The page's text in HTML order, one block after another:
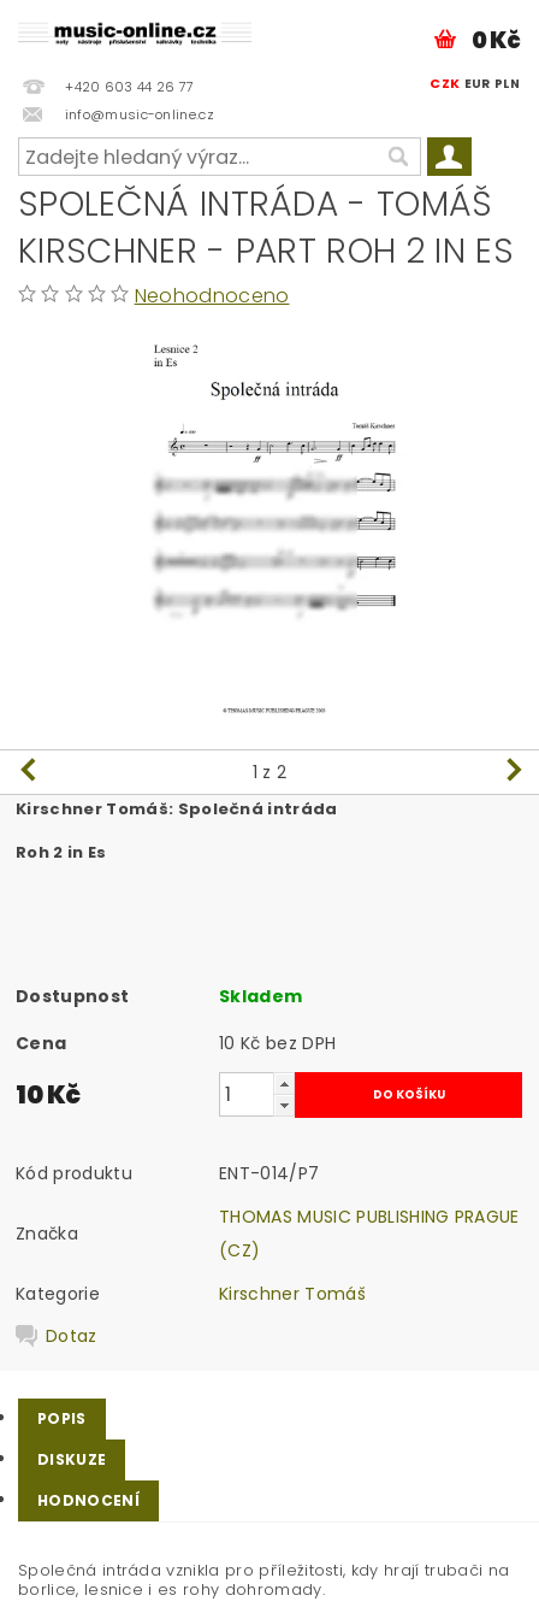
+420 603 44 26 77
info@music-online.cz
CZK EUR PLN
0 Kč
SPOLEČNÁ INTRÁDA - TOMÁŠ
KIRSCHNER - PART ROH 2 IN ES
Neohodnoceno
1 z 2
Kirschner Tomáš: Společná intráda
Roh 2 in Es
Dostupnost
Skladem
Cena
10 Kč bez DPH
10 Kč
Kód produktu ENT-014/P7
Značka
THOMAS MUSIC PUBLISHING PRAGUE
(CZ)
Kategorie
Kirschner Tomáš
Dotaz
POPIS
DISKUZE
HODNOCENÍ
Společná intráda vznikla pro příležitosti, kdy hrají trubači na
borlice, lesnice i es rohy dohromady.